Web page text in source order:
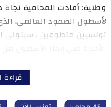
وطنية: أفادت المحامية نجاة
تونسيين متطوعين ، سيتولى
قراءة